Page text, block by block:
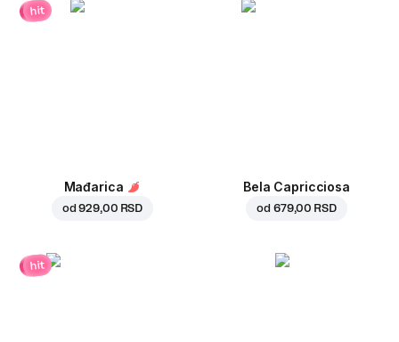
hit
Mađarica
od929,00 RSD
Bela Capricciosa
od 679,00 RSD
hit